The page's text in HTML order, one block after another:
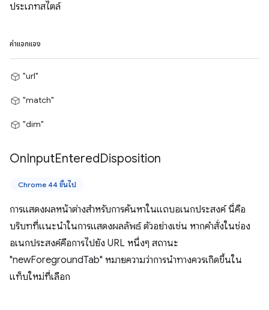
ประเภทสไตล์
ค่าแจกแจง
"url"
"match"
"dim"
OnInputEnteredDisposition
Chrome 44 ขึ้นไป
การแสดงผลหน้าต่างสำหรับการค้นหาในแถบอเนกประสงค์ นี่คือ
บริบทที่แนะนำในการแสดงผลลัพธ์ ตัวอย่างเช่น หากคำสั่งในช่อง
อเนกประสงค์คือการไปยัง URL หนึ่งๆ สถานะ
"newForegroundTab" หมายความว่าการนำทางควรเกิดขึ้นใน
แท็บใหม่ที่เลือก